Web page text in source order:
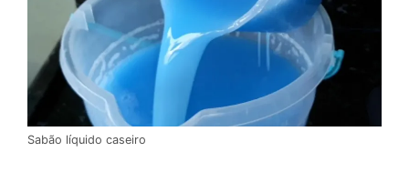
Sabão líquido caseiro